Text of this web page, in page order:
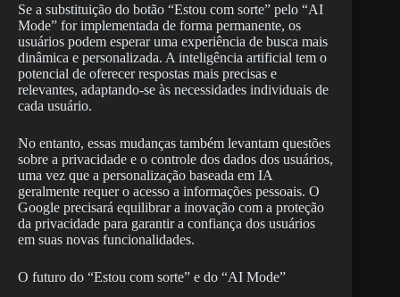
Se a substituição do botão “Estou com sorte” pelo “AI
Mode” for implementada de forma permanente, os
usuários podem esperar uma experiência de busca mais
dinâmica e personalizada. A inteligência artificial tem o
potencial de oferecer respostas mais precisas e
relevantes, adaptando-se às necessidades individuais de
cada usuário.
No entanto, essas mudanças também levantam questões
sobre a privacidade e o controle dos dados dos usuários,
uma vez que a personalização baseada em IA
geralmente requer o acesso a informações pessoais. O
Google precisará equilibrar a inovação com a proteção
da privacidade para garantir a confiança dos usuários
em suas novas funcionalidades.
O futuro do “Estou com sorte” e do “AI Mode”